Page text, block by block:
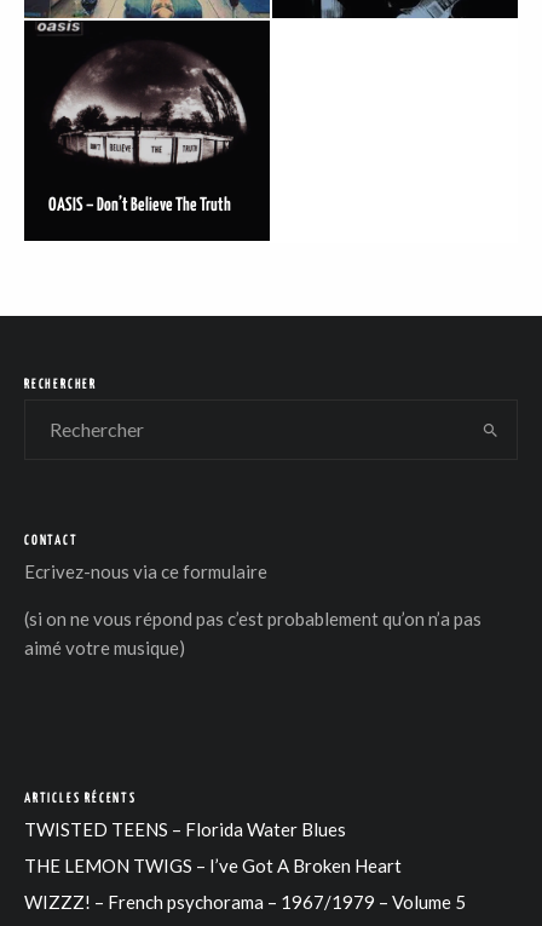
OASIS – Don’t Believe The Truth
RECHERCHER
CONTACT
Ecrivez-nous via ce formulaire
(si on ne vous répond pas c’est probablement qu’on n’a pas
aimé votre musique)
ARTICLES RÉCENTS
TWISTED TEENS – Florida Water Blues
THE LEMON TWIGS – I’ve Got A Broken Heart
WIZZZ! – French psychorama – 1967/1979 – Volume 5